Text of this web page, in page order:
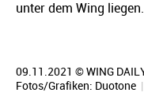
unter dem Wing liegen.
09.11.2021 © WING
Fotos/Grafiken: Duotone |